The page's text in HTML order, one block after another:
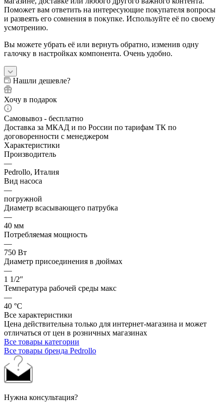
Поможет вам ответить на интересующие покупателя вопросы
и развеять его сомнения в покупке. Используйте её по своему
усмотрению.
Вы можете убрать её или вернуть обратно, изменив одну
галочку в настройках компонента. Очень удобно.
Нашли дешевле?
Хочу в подарок
Самовывоз - бесплатно
Доставка за МКАД и по России по тарифам ТК по
договоренности с менеджером
Характеристики
Производитель
—
Pedrollo, Италия
Вид насоса
—
погружной
Диаметр всасывающего патрубка
—
40 мм
Потребляемая мощность
—
750 Вт
Диаметр присоединения в дюймах
—
1 1/2″
Температура рабочей среды макс
—
40 °С
Все характеристики
Цена действительна только для интернет-магазина и может
отличаться от цен в розничных магазинах
Все товары категории
Все товары бренда Pedrollo
Нужна консультация?